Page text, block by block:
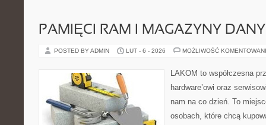
PAMIĘCI RAM I MAGAZYNY
POSTED BY ADMIN LUT - 6 - 2026 MOŻLIWOŚĆ
LAKOM to współczesna
hardware’owi oraz
nam na co dzień. To
osobach, które chcą